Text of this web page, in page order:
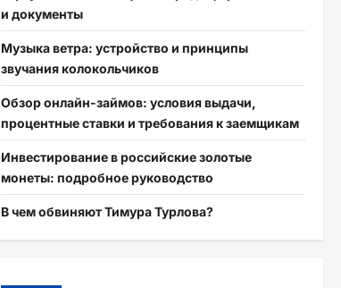
и документы
Музыка ветра: устройство и принципы
звучания колокольчиков
Обзор онлайн-займов: условия выдачи,
процентные ставки и требования к заемщикам
Инвестирование в российские золотые
монеты: подробное руководство
В чем обвиняют Тимура Турлова?